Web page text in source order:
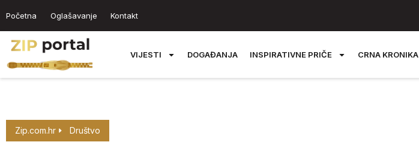
Početna Oglašavanje Kontakt
VIJESTI DOGAĐANJA INSPIRATIVNE PRIČE CRNA KRONIKA
Zip.com.hr Društvo